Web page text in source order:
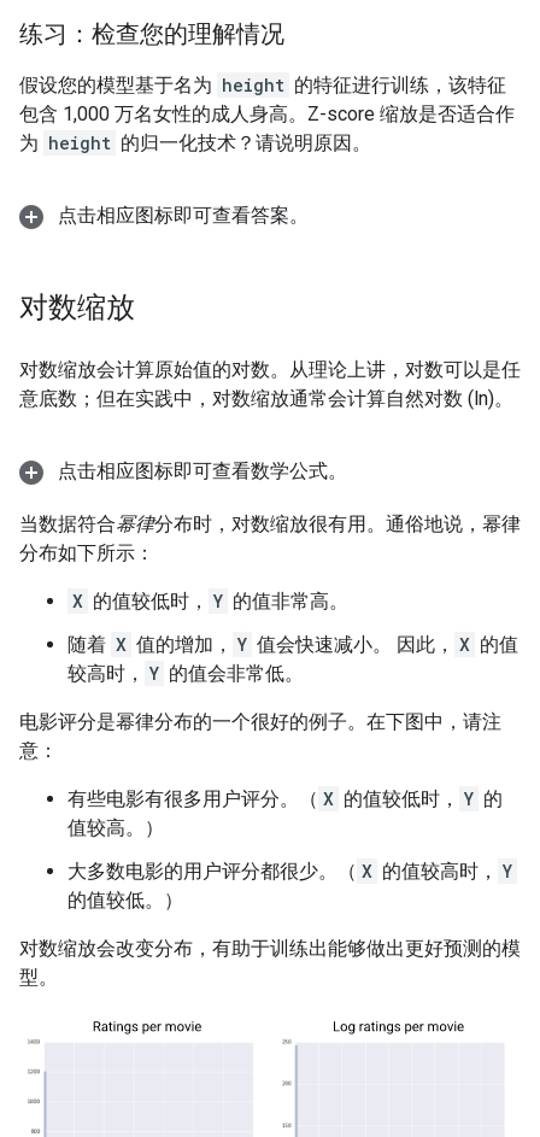
练习：检查您的理解情况
假设您的模型基于名为 height 的特征进行训练，该特征
包含 1,000 万名女性的成人身高。Z-score 缩放是否适合作
为 height 的归一化技术？请说明原因。
点击相应图标即可查看答案。
对数缩放
对数缩放会计算原始值的对数。从理论上讲，对数可以是任
意底数；但在实践中，对数缩放通常会计算自然对数 (ln)。
点击相应图标即可查看数学公式。
当数据符合幂律分布时，对数缩放很有用。通俗地说，幂律
分布如下所示：
X 的值较低时， Y 的值非常高。
随着 X 值的增加， Y 值会快速减小。 因此， X 的值
较高时， Y 的值会非常低。
电影评分是幂律分布的一个很好的例子。在下图中，请注
意：
有些电影有很多用户评分。（ X 的值较低时， Y 的
值较高。）
大多数电影的用户评分都很少。（ X 的值较高时， Y
的值较低。）
对数缩放会改变分布，有助于训练出能够做出更好预测的模
型。